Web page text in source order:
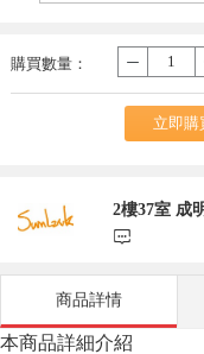
購買數量：
-
立即購
2樓37室 成
󰃨
商品詳情
本商品詳細介紹